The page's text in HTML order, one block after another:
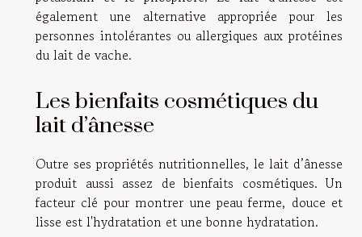
également une alternative appropriée pour les
personnes intolérantes ou allergiques aux protéines
du lait de vache.
Les bienfaits cosmétiques du
lait d’ânesse
Outre ses propriétés nutritionnelles, le lait d’ânesse
produit aussi assez de bienfaits cosmétiques. Un
facteur clé pour montrer une peau ferme, douce et
lisse est l'hydratation et une bonne hydratation.